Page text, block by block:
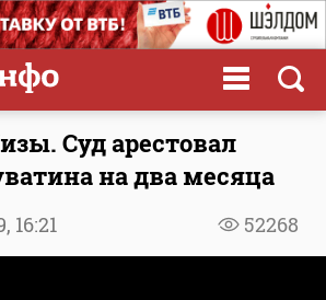
Суд арестовал
на два месяца
52268
16:21